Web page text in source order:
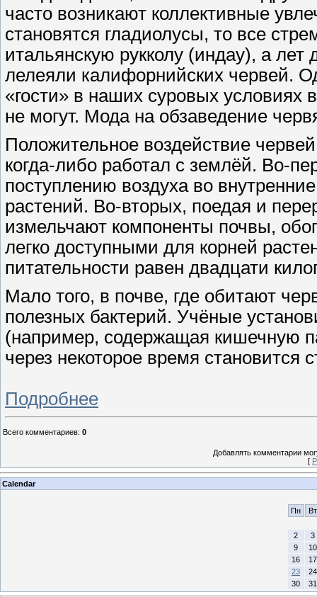
часто возникают коллективные
становятся гладиолусы, то все
итальянскую рукколу (индау), а
лелеяли калифорнийских червей.
«гости» в наших суровых условиях
не могут. Мода на обзаведение
Положительное воздействие
когда-либо работал с землёй. Во-
поступлению воздуха во
растений. Во-вторых, поедая и
измельчают компоненты почвы,
легко доступными для корней
питательности равен двадцати
Мало того, в почве, где обитают
полезных бактерий. Учёные
(например, содержащая кишечную
через некоторое время становится
Подробнее
Всего комментариев: 0
Добавлять комментарии
[
Calendar
Пн Вт
2
3
9
10
16
17
23
24
30
31